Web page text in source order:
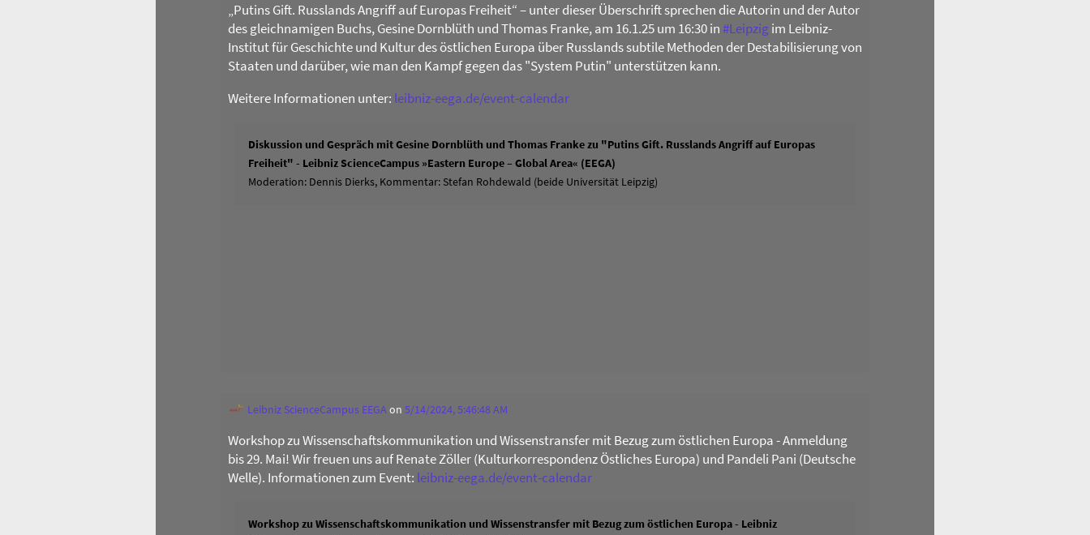
„Putins Gift. Russlands Angriff auf Europas Freiheit“ – unter dieser Überschrift sprechen die Autorin und der Autor
des gleichnamigen Buchs, Gesine Dornblüth und Thomas Franke, am 16.1.25 um 16:30 in#Leipzig im Leibniz-
Institut für Geschichte und Kultur des östlichen Europa über Russlands subtile Methoden der Destabilisierung von
Staaten und darüber, wie man den Kampf gegen das "System Putin" unterstützen kann.
Weitere Informationen unter: leibniz-eega.de/event-calendar
Diskussion und Gespräch mit Gesine Dornblüth und Thomas Franke zu "Putins Gift. Russlands Angriff auf Europas
Freiheit" - Leibniz ScienceCampus »Eastern Europe – Global Area« (EEGA)
Moderation: Dennis Dierks, Kommentar: Stefan Rohdewald (beide Universität Leipzig)
Leibniz ScienceCampus EEGAon 5/14/2024, 5:46:48 AM
Workshop zu Wissenschaftskommunikation und Wissenstransfer mit Bezug zum östlichen Europa - Anmeldung
bis 29. Mai! Wir freuen uns auf Renate Zöller (Kulturkorrespondenz Östliches Europa) und Pandeli Pani (Deutsche
Welle). Informationen zum Event: leibniz-eega.de/event-calendar
Workshop zu Wissenschaftskommunikation und Wissenstransfer mit Bezug zum östlichen Europa - Leibniz